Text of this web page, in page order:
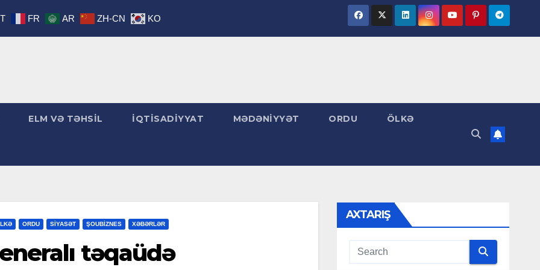
ELM VƏ TƏHSİL İQTİSADİYYAT MƏDƏNİYYƏT ORDU ÖLKƏ
ORDU SİYASƏT ŞOUBİZNES XƏBƏRLƏR
təqaüdə
AXTARIŞ
FR AR ZH-CN KO